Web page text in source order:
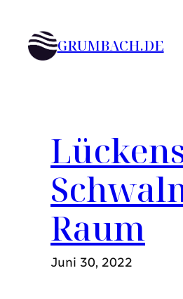
Inhalt
springenGRUMBACH.DE
Raum
Juni 30, 2022